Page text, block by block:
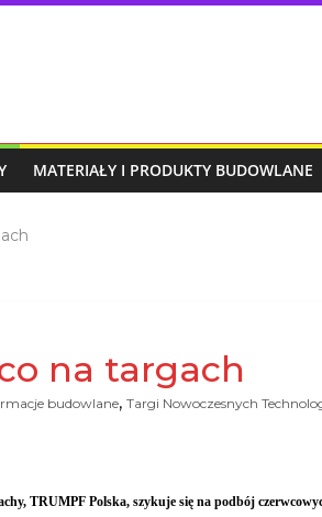
MATERIAŁY I PRODUKTY BUDOWLANE
na targach
budowlane, Targi Nowoczesnych
TRUMPF Polska, szykuje się na podbój